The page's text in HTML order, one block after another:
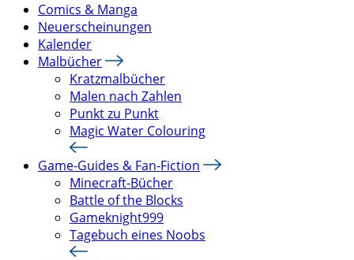
Comics & Manga
Neuerscheinungen
Kalender
Malbücher
Kratzmalbücher
Malen nach Zahlen
Punkt zu Punkt
Magic Water Colouring
Game-Guides & Fan-Fiction
Minecraft-Bücher
Battle of the Blocks
Gameknight999
Tagebuch eines Noobs